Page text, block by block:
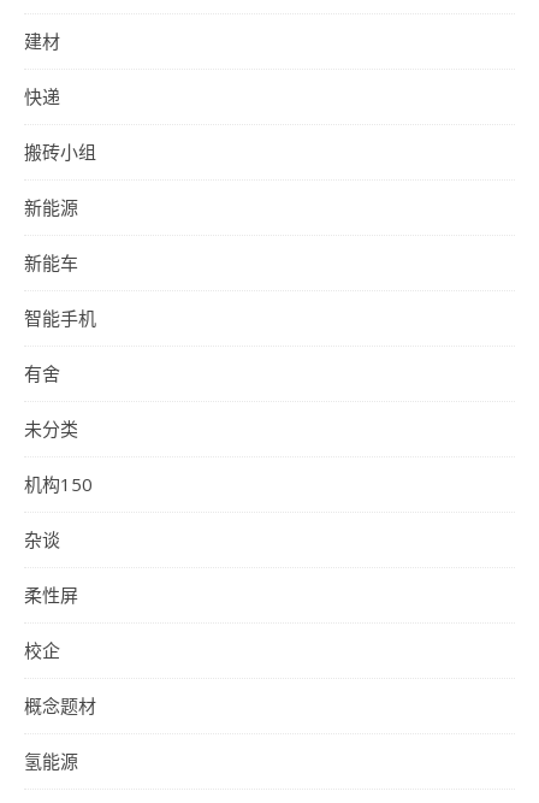
建材
快递
搬砖小组
新能源
新能车
智能手机
有舍
未分类
机构150
杂谈
柔性屏
校企
概念题材
氢能源